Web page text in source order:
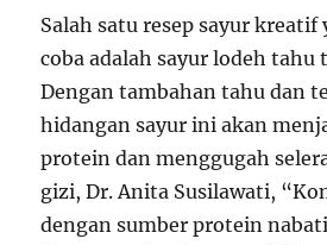
Salah satu resep sayur kreatif
coba adalah sayur lodeh tahu
Dengan tambahan tahu dan
hidangan sayur ini akan
protein dan menggugah
gizi, Dr. Anita Susilawati,
dengan sumber protein